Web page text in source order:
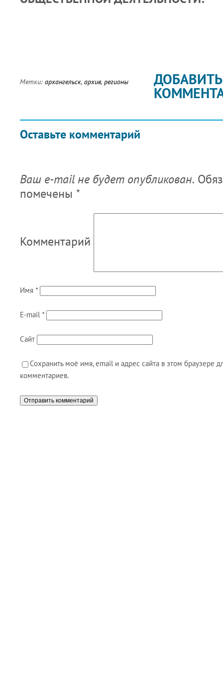
Метки: архангельск, архив, регионы
Оставьте комментарий
ДОБАВИТЬ
Ваш e-mail не будет опубликован.
помечены *
Комментарий
Имя *
E-mail *
Сайт
Сохранить моё имя, email и адрес сайта в этом браузере
комментариев.